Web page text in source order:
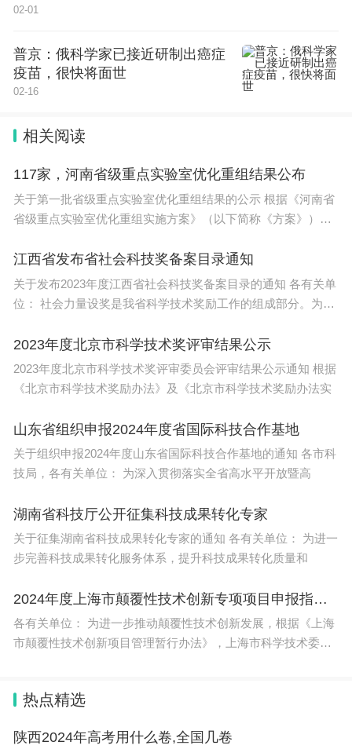
02-01
普京：俄科学家已接近研制出癌症
疫苗，很快将面世
02-16
相关阅读
117家，河南省级重点实验室优化重组结果公布
关于第一批省级重点实验室优化重组结果的公示 根据《河南省
省级重点实验室优化重组实施方案》（以下简称《方案》）
江西省发布省社会科技奖备案目录通知
关于发布2023年度江西省社会科技奖备案目录的通知 各有关单
位： 社会力量设奖是我省科学技术奖励工作的组成部分。为杜
2023年度北京市科学技术奖评审结果公示
2023年度北京市科学技术奖评审委员会评审结果公示通知 根据
《北京市科学技术奖励办法》及《北京市科学技术奖励办法实
山东省组织申报2024年度省国际科技合作基地
关于组织申报2024年度山东省国际科技合作基地的通知 各市科
技局，各有关单位： 为深入贯彻落实全省高水平开放暨高
湖南省科技厅公开征集科技成果转化专家
关于征集湖南省科技成果转化专家的通知 各有关单位： 为进一
步完善科技成果转化服务体系，提升科技成果转化质量和
2024年度上海市颠覆性技术创新专项项目申报指引发布
各有关单位： 为进一步推动颠覆性技术创新发展，根据《上海
市颠覆性技术创新项目管理暂行办法》，上海市科学技术委员
热点精选
陕西2024年高考用什么卷,全国几卷